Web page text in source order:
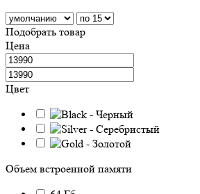
Подобрать товар
Цена
Цвет
Объем встроенной памяти